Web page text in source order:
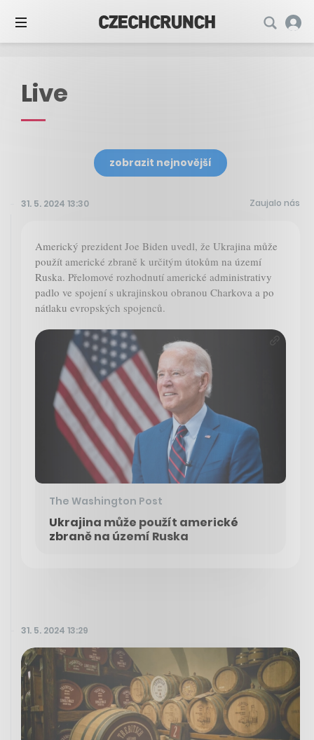
Live
zobrazit nejnovější
31. 5. 2024 13:30 Zaujalo nás
Americký prezident Joe Biden uvedl, že Ukrajina může
použít americké zbraně k určitým útokům na území
Ruska. Přelomové rozhodnutí americké administrativy
padlo ve spojení s ukrajinskou obranou Charkova a po
nátlaku evropských spojenců.
The Washington Post
Ukrajina může použít americké
zbraně na území Ruska
31. 5. 2024 13:29